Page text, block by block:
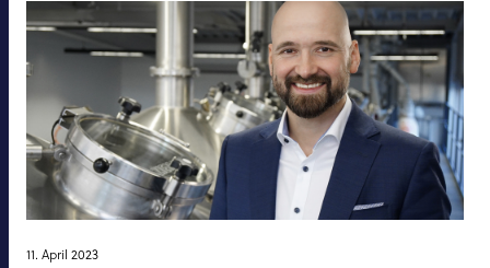
11. April 2023